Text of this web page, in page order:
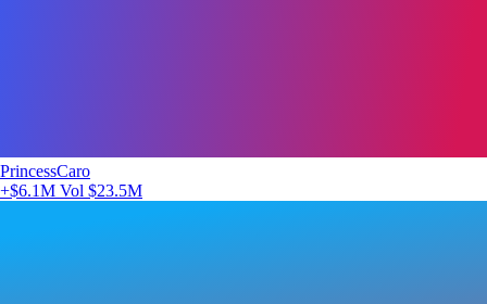
PrincessCaro
+$6.1M Vol $23.5M